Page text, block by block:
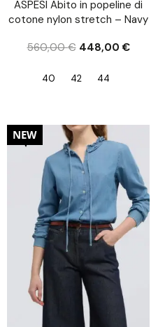
ASPESI Abito in popeline di
cotone nylon stretch – Navy
560,00€ 448,00€
40 42 44
20%
NEW